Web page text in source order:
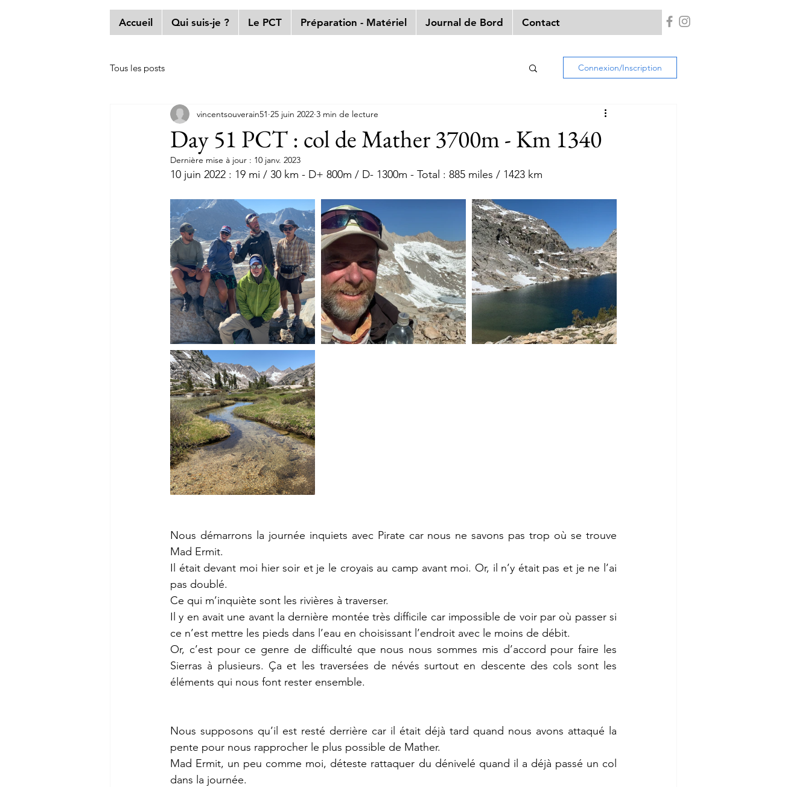
Accueil Qui suis-je ? Le PCT Préparation - Matériel Journal de Bord Contact
Tous les posts Connexion/Inscription
Day 51 PCT : col de Mather 3700m - Km 1340
vincentsouverain51 25 juin 2022 3 min de lecture
Dernière mise à jour : 10 janv. 2023
10 juin 2022 : 19 mi / 30 km - D+ 800m / D- 1300m - Total : 885 miles / 1423 km
Nous démarrons la journée inquiets avec Pirate car nous ne savons pas trop où se trouve
Mad Ermit.
Il était devant moi hier soir et je le croyais au camp avant moi. Or, il n’y était pas et je ne l’ai
pas doublé.
Ce qui m’inquiète sont les rivières à traverser.
Il y en avait une avant la dernière montée très difficile car impossible de voir par où passer si
ce n’est mettre les pieds dans l’eau en choisissant l’endroit avec le moins de débit.
Or, c’est pour ce genre de difficulté que nous nous sommes mis d’accord pour faire les
Sierras à plusieurs. Ça et les traversées de névés surtout en descente des cols sont les
éléments qui nous font rester ensemble.
Nous supposons qu’il est resté derrière car il était déjà tard quand nous avons attaqué la
pente pour nous rapprocher le plus possible de Mather.
Mad Ermit, un peu comme moi, déteste rattaquer du dénivelé quand il a déjà passé un col
dans la journée.